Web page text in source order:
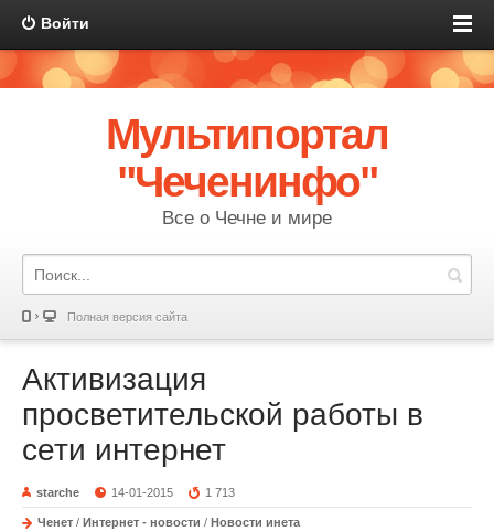
Войти
Мультипортал
"Чеченинфо"
Все о Чечне и мире
Полная версия сайта
Активизация
просветительской работы в
сети интернет
starche 14-01-2015 1 713
Ченет / Интернет - новости / Новости инета